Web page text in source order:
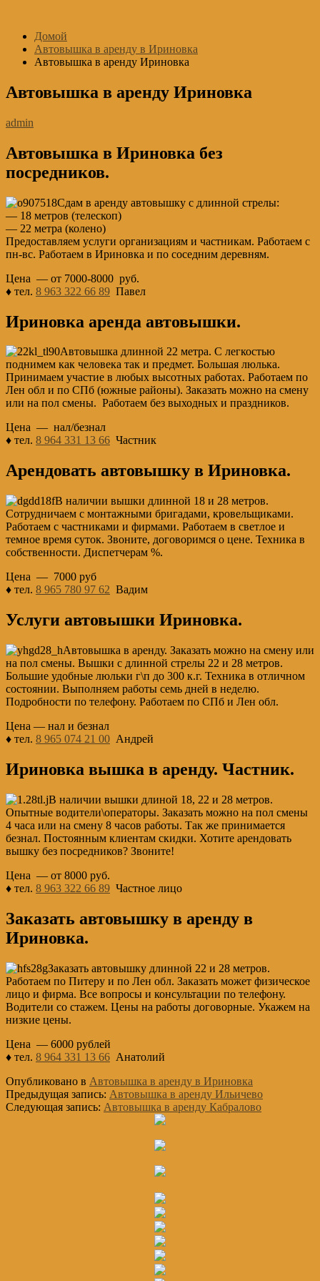
содержимому
Домой
Автовышка в аренду в Ириновка
Автовышка в аренду Ириновка
Автовышка в аренду Ириновка
admin
Автовышка в Ириновка без
посредников.
Сдам в аренду автовышку с длинной стрелы:
— 18 метров (телескоп)
— 22 метра (колено)
Предоставляем услуги организациям и частникам. Работаем с
пн-вс. Работаем в Ириновка и по соседним деревням.
Цена — от 7000-8000 руб.
♦ тел. 8 963 322 66 89 Павел
Ириновка аренда автовышки.
Автовышка длинной 22 метра. С легкостью
поднимем как человека так и предмет. Большая люлька.
Принимаем участие в любых высотных работах. Работаем по
Лен обл и по СПб (южные районы). Заказать можно на смену
или на пол смены. Работаем без выходных и праздников.
Цена — нал/безнал
♦ тел. 8 964 331 13 66 Частник
Арендовать автовышку в Ириновка.
В наличии вышки длинной 18 и 28 метров.
Сотрудничаем с монтажными бригадами, кровельщиками.
Работаем с частниками и фирмами. Работаем в светлое и
темное время суток. Звоните, договоримся о цене. Техника в
собственности. Диспетчерам %.
Цена — 7000 руб
♦ тел. 8 965 780 97 62 Вадим
Услуги автовышки Ириновка.
Автовышка в аренду. Заказать можно на смену или
на пол смены. Вышки с длинной стрелы 22 и 28 метров.
Большие удобные люльки г\п до 300 к.г. Техника в отличном
состоянии. Выполняем работы семь дней в неделю.
Подробности по телефону. Работаем по СПб и Лен обл.
Цена — нал и безнал
♦ тел. 8 965 074 21 00 Андрей
Ириновка вышка в аренду. Частник.
В наличии вышки длиной 18, 22 и 28 метров.
Опытные водители\операторы. Заказать можно на пол смены
4 часа или на смену 8 часов работы. Так же принимается
безнал. Постоянным клиентам скидки. Хотите арендовать
вышку без посредников? Звоните!
Цена — от 8000 руб.
♦ тел. 8 963 322 66 89 Частное лицо
Заказать автовышку в аренду в
Ириновка.
Заказать автовышку длинной 22 и 28 метров.
Работаем по Питеру и по Лен обл. Заказать может физическое
лицо и фирма. Все вопросы и консультации по телефону.
Водители со стажем. Цены на работы договорные. Укажем на
низкие цены.
Цена — 6000 рублей
♦ тел. 8 964 331 13 66 Анатолий
Опубликовано в Автовышка в аренду в Ириновка
Предыдущая запись: Автовышка в аренду Ильичево
Следующая запись: Автовышка в аренду Кабралово